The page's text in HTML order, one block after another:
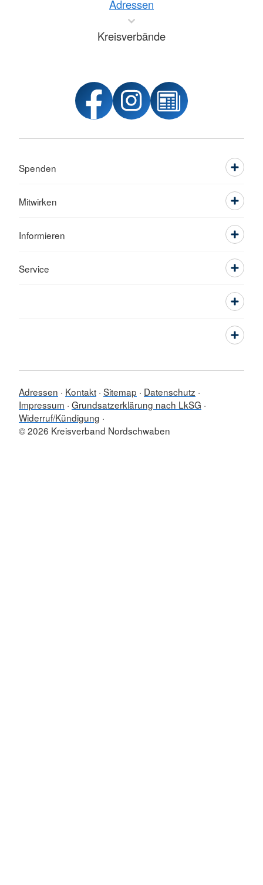
Adressen
Kreisverbände
Spenden
Mitwirken
Informieren
Service
Adressen Kontakt Sitemap
Datenschutz
Impressum Grundsatzerklärung nach LkSG
Widerruf/Kündigung
© 2026 Kreisverband Nordschwaben